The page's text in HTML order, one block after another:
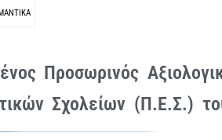
Προσωρινός
Σχολείων (Π.Ε.Σ.)